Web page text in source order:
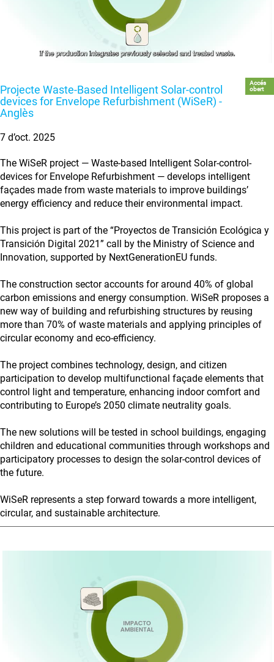
Projecte Waste-Based Intelligent Solar-control
devices for Envelope Refurbishment (WiSeR) -
Anglès
Accés
obert
7 d’oct. 2025
The WiSeR project — Waste-based Intelligent Solar-control-
devices for Envelope Refurbishment — develops intelligent
façades made from waste materials to improve buildings’
energy efficiency and reduce their environmental impact.
This project is part of the “Proyectos de Transición Ecológica y
Transición Digital 2021” call by the Ministry of Science and
Innovation, supported by NextGenerationEU funds.
The construction sector accounts for around 40% of global
carbon emissions and energy consumption. WiSeR proposes a
new way of building and refurbishing structures by reusing
more than 70% of waste materials and applying principles of
circular economy and eco-efficiency.
The project combines technology, design, and citizen
participation to develop multifunctional façade elements that
control light and temperature, enhancing indoor comfort and
contributing to Europe’s 2050 climate neutrality goals.
The new solutions will be tested in school buildings, engaging
children and educational communities through workshops and
participatory processes to design the solar-control devices of
the future.
WiSeR represents a step forward towards a more intelligent,
circular, and sustainable architecture.